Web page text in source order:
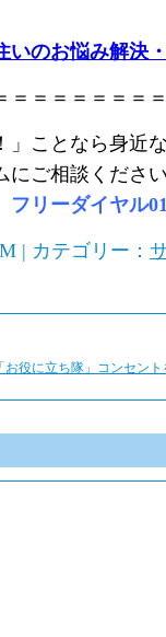
いのお悩み解決
＝＝＝＝＝＝＝
」ことなら身近
にご相談くださ
リーダイヤル
| カテゴリー：
お役に立ち隊」コンセン